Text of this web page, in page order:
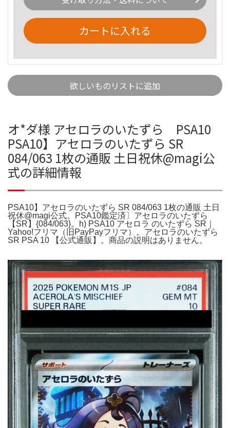
カートに入れる
欲しいものリストに追加
オ*ダ様 アセロラのいたずら PSA10
PSA10】アセロラのいたずら SR
084/063 1枚の通販 土日祝休@magi公
式の詳細情報
PSA10】アセロラのいたずら SR 084/063 1枚の通販 土日
祝休@magi公式。PSA10鑑定済〕アセロラのいたずら
【SR】{084/063}。h) PSA10 アセロラ のいたずら SR｜
Yahoo!フリマ（旧PayPayフリマ）。アセロラのいたずら
SR PSA 10 【公式通販】。商品の説明はありません。